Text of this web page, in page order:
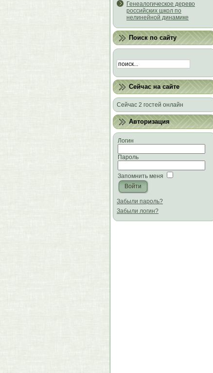
Генеалогическое дерево
российских школ по
нелинейной динамике
Поиск по сайту
Сейчас на сайте
Сейчас 2 гостей онлайн
Авторизация
Логин
Пароль
Запомнить меня
Забыли пароль?
Забыли логин?